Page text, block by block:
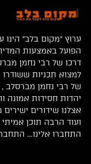
ערוץ “מקום בלב” הינו
הפועל באמצעות
דרכו של רבי נחמן
למצוא תכניות
של רבי נחמן מברסלב ,
יהדות חסידות אמונה
אצלנו שידורים
ועוד הרבה תוכן אמיתי
התחברו אלינו…